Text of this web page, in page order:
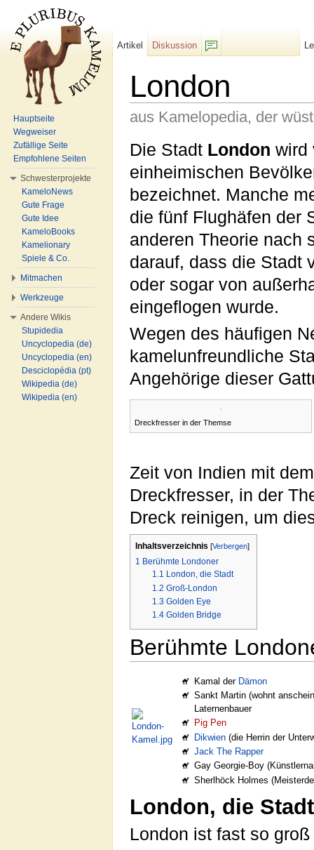
London
aus Kamelopedia, der
Die Stadt London wird
einheimischen
bezeichnet. Manche
die fünf Flughäfen der
anderen Theorie nach
darauf, dass die Stadt
oder sogar von
eingeflogen wurde.
Wegen des häufigen
kamelunfreundliche
Angehörige dieser
Dreckfresser in der Themse
Zeit von Indien mit
Dreckfresser, in der
Dreck reinigen, um
Inhaltsverzeichnis [Verbergen]
1 Berühmte Londoner
1.1 London, die Stadt
1.2 Groß-London
1.3 Golden Eye
1.4 Golden Bridge
Berühmte
Kamal der Dämon
Sankt Martin (wohnt
Laternenbauer
Pig Pen
Dikwien (die Herrin der
Jack The Rapper
Gay Georgie-Boy
Sherlhöck Holmes
London, die Stadt
London ist fast so
Artikel
Diskussion
Hauptseite
Wegweiser
Zufällige Seite
Empfohlene Seiten
Schwesterprojekte
KameloNews
Gute Frage
Gute Idee
KameloBooks
Kamelionary
Spiele & Co.
Mitmachen
Werkzeuge
Andere Wikis
Stupidedia
Uncyclopedia (de)
Uncyclopedia (en)
Desciclopédia (pt)
Wikipedia (de)
Wikipedia (en)